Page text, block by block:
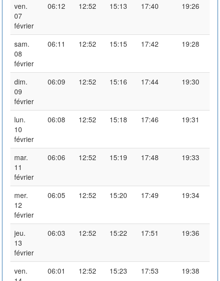
ven.
07
février
06:12 12:52 15:13 17:40 19:26
sam.
08
février
06:11 12:52 15:15 17:42 19:28
dim.
09
février
06:09 12:52 15:16 17:44 19:30
lun.
10
février
06:08 12:52 15:18 17:46 19:31
mar.
11
février
06:06 12:52 15:19 17:48 19:33
mer.
12
février
06:05 12:52 15:20 17:49 19:34
jeu.
13
février
06:03 12:52 15:22 17:51 19:36
ven.
06:01 12:52 15:23 17:53 19:38